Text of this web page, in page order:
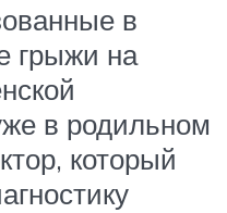
в
грыжи на
в родильном
который